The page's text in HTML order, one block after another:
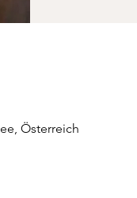
Österreich